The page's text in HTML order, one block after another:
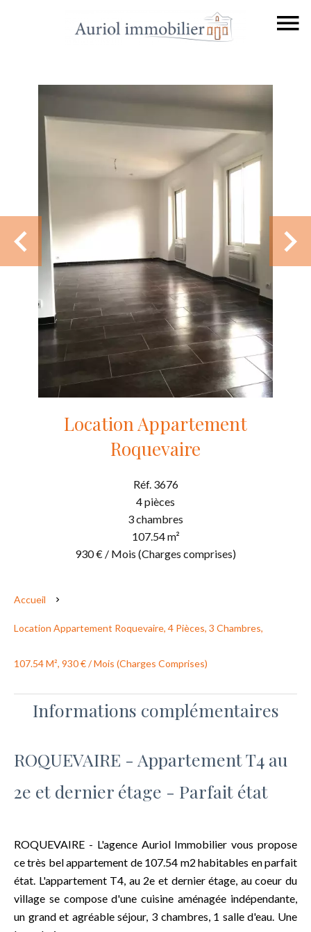
Location Appartement
Roquevaire
Réf. 3676
4 pièces
3 chambres
107.54 m²
930 € / Mois (Charges comprises)
Accueil
Location Appartement Roquevaire, 4 Pièces, 3 Chambres,
107.54 M², 930 € / Mois (Charges Comprises)
Informations complémentaires
ROQUEVAIRE - Appartement T4 au
2e et dernier étage - Parfait état
ROQUEVAIRE - L'agence Auriol Immobilier vous propose
ce très bel appartement de 107.54 m2 habitables en parfait
état. L'appartement T4, au 2e et dernier étage, au coeur du
village se compose d'une cuisine aménagée indépendante,
un grand et agréable séjour, 3 chambres, 1 salle d'eau. Une